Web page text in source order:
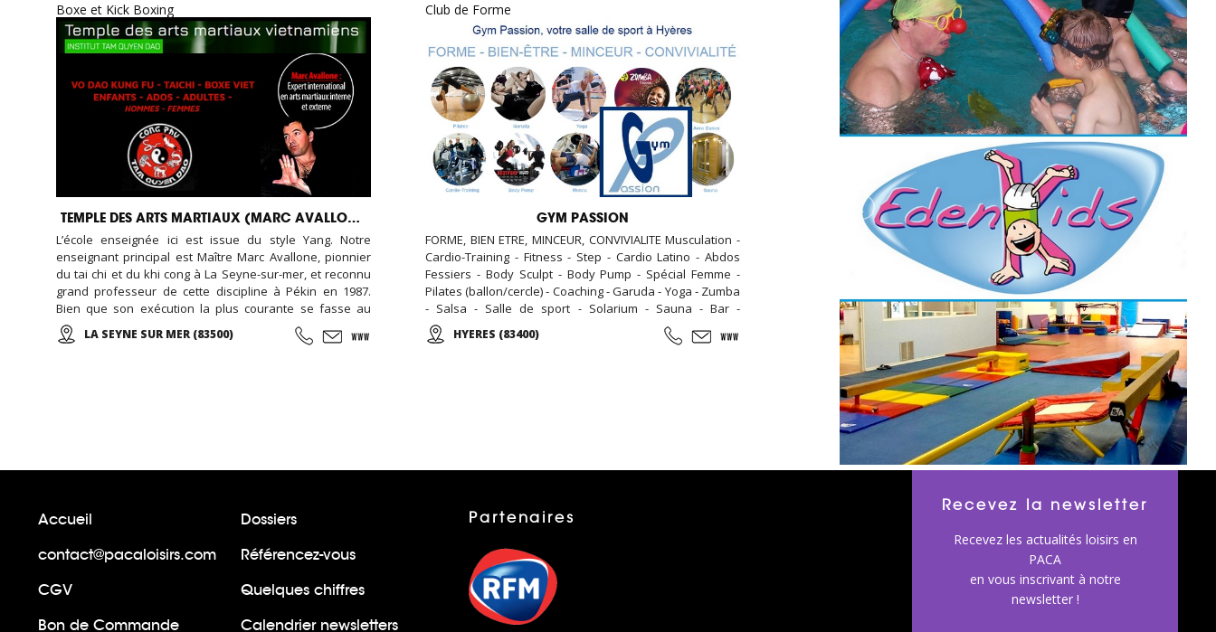
Boxe et Kick Boxing
TEMPLE DES ARTS MARTIAUX (MARC AVALLONE)
L’école enseignée ici est issue du style Yang. Notre
enseignant principal est Maître Marc Avallone, pionnier
du tai chi et du khi cong à La Seyne-sur-mer, et reconnu
grand professeur de cette discipline à Pékin en 1987.
Bien que son exécution la plus courante se fasse au
ralenti avec des mouvements doux et unis entre eux, le
thai cuc quyen (taichi) peut s’exécuter de bien des
LA SEYNE SUR MER (83500)
Club de Forme
GYM PASSION
FORME, BIEN ETRE, MINCEUR, CONVIVIALITE Musculation -
Cardio-Training - Fitness - Step - Cardio Latino - Abdos
Fessiers - Body Sculpt - Body Pump - Spécial Femme -
Pilates (ballon/cercle) - Coaching - Garuda - Yoga - Zumba
- Salsa - Salle de sport - Solarium - Sauna - Bar -
Diététique N'hésitez pas à nous rendre visite, la
première séance est gratuite! Pour toute inscription,
HYERES (83400)
Accueil
Dossiers
contact@pacaloisirs.com
Référencez-vous
CGV
Quelques chiffres
Bon de Commande
Calendrier newsletters
Partenaires
Recevez la newsletter
Recevez les actualités loisirs en
PACA
en vous inscrivant à notre
newsletter !